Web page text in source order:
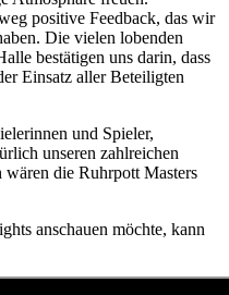
positive Feedback, das wir
Die vielen lobenden
bestätigen uns darin, dass
Einsatz aller Beteiligten
und Spieler,
unseren zahlreichen
die Ruhrpott Masters
anschauen möchte, kann